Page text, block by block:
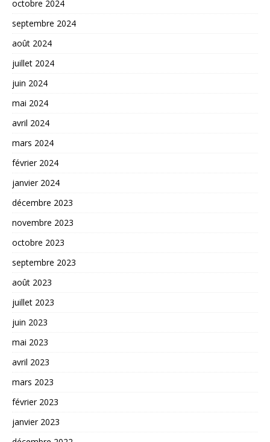
octobre 2024
septembre 2024
août 2024
juillet 2024
juin 2024
mai 2024
avril 2024
mars 2024
février 2024
janvier 2024
décembre 2023
novembre 2023
octobre 2023
septembre 2023
août 2023
juillet 2023
juin 2023
mai 2023
avril 2023
mars 2023
février 2023
janvier 2023